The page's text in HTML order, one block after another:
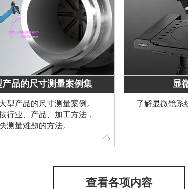
品的尺寸测量案例集
型产品的尺寸测量案例。
行业、产品、加工方法，
测量难题的方法。
显
了解显微镜系
查看各项内容